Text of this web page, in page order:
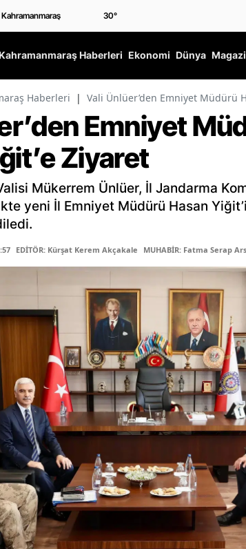
30°
Haberleri Ekonomi Dünya
Haberleri | Vali Ünlüer’den Emniyet Müdürü
Emniyet
Ziyaret
Mükerrem Ünlüer, İl Jandarma
yeni İl Emniyet Müdürü Hasan
EDİTÖR: Kürşat Kerem Akçakale MUHABİR: Fatma Serap